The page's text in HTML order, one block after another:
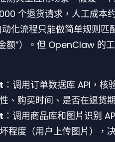
个退货请求，人工成本
化流程只能做简单规则匹
额”）。但 OpenClaw 的
：调用订单数据库 API，核
、购买时间、是否在退货
：调用商品库和图片识别
程度（用户上传图片），